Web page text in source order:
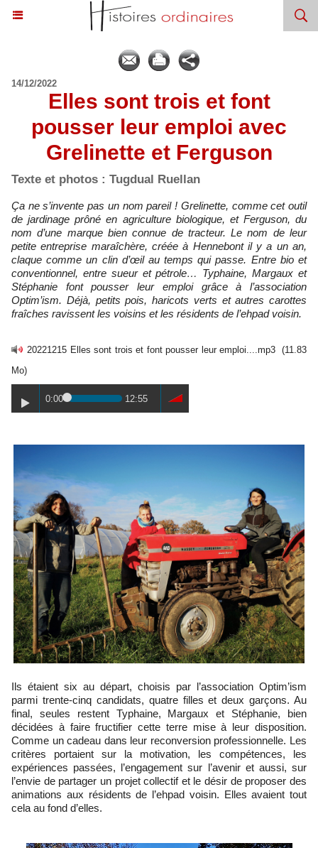
14/12/2022
Elles sont trois et font
pousser leur emploi avec
Grelinette et Ferguson
Texte et photos : Tugdual Ruellan
Ça ne s’invente pas un nom pareil ! Grelinette, comme cet outil
de jardinage prôné en agriculture biologique, et Ferguson, du
nom d’une marque bien connue de tracteur. Le nom de leur
petite entreprise maraîchère, créée à Hennebont il y a un an,
claque comme un clin d’œil au temps qui passe. Entre bio et
conventionnel, entre sueur et pétrole… Typhaine, Margaux et
Stéphanie font pousser leur emploi grâce à l’association
Optim’ism. Déjà, petits pois, haricots verts et autres carottes
fraîches ravissent les voisins et les résidents de l’ehpad voisin.
20221215 Elles sont trois et font pousser leur emploi....mp3 (11.83
Mo)
0:00 12:55
Ils étaient six au départ, choisis par l’association Optim’ism
parmi trente-cinq candidats, quatre filles et deux garçons. Au
final, seules restent Typhaine, Margaux et Stéphanie, bien
décidées à faire fructifier cette terre mise à leur disposition.
Comme un cadeau dans leur reconversion professionnelle. Les
critères portaient sur la motivation, les compétences, les
expériences passées, l’engagement sur l’avenir et aussi, sur
l’envie de partager un projet collectif et le désir de proposer des
animations aux résidents de l’ehpad voisin. Elles avaient tout
cela au fond d’elles.